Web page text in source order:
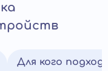
Для кого